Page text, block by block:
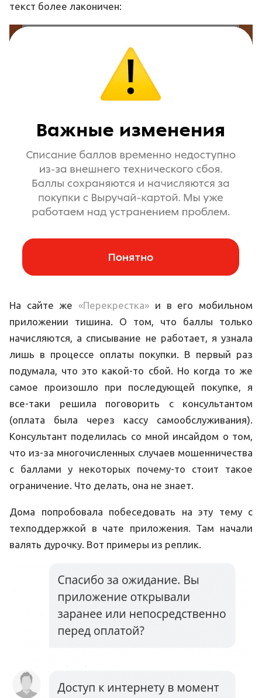
текст более лаконичен:
На сайте же«Перекрестка» и в его мобильном
приложении тишина. О том, что баллы только
начисляются, а списывание не работает, я узнала
лишь в процессе оплаты покупки. В первый раз
подумала, что это какой-то сбой. Но когда то же
самое произошло при последующей покупке, я
все-таки решила поговорить с консультантом
(оплата была через кассу самообслуживания).
Консультант поделилась со мной инсайдом о том,
что из-за многочисленных случаев мошенничества
с баллами у некоторых почему-то стоит такое
ограничение. Что делать, она не знает.
Дома попробовала побеседовать на эту тему с
техподдержкой в чате приложения. Там начали
валять дурочку. Вот примеры из реплик.